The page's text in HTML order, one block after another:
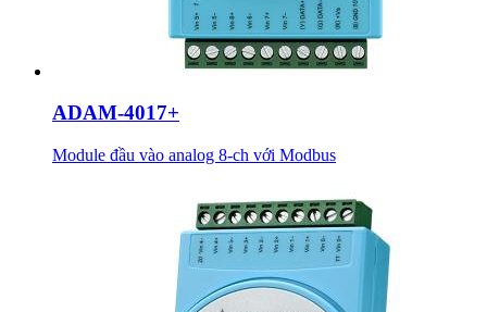
ADAM-4017+
Module đầu vào analog 8-ch với Modbus